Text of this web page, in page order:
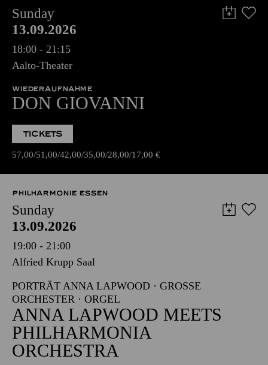
Sunday
13.09.2026
18:00 - 21:15
Aalto-Theater
WIEDERAUFNAHME
DON GIOVANNI
TICKETS
57,00 51,00 42,00 35,00 28,00 17,00 €
PHILHARMONIE ESSEN
Sunday
13.09.2026
19:00 - 21:00
Alfried Krupp Saal
PORTRÄT ANNA LAPWOOD · GROSSE O
RCHESTER · ORGEL
ANNA LAPWOOD MEETS
PHILHARMONIA
ORCHESTRA